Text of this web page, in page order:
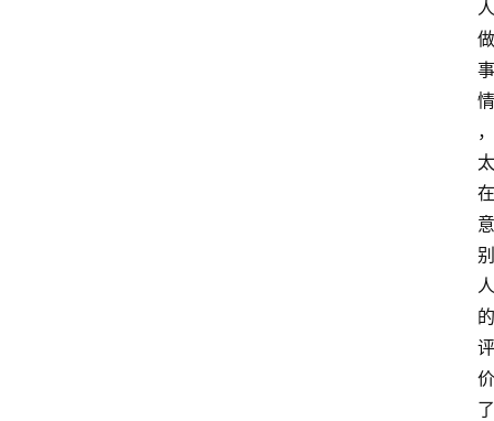
人
做
事
情
，
太
在
意
别
人
的
评
价
了